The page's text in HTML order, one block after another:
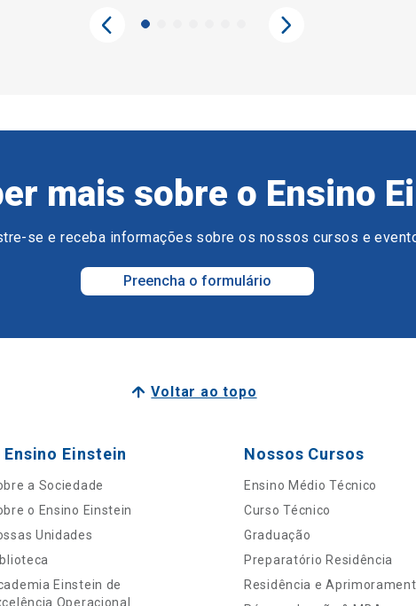
mais sobre o Ensino
se e receba informações sobre os nossos cursos e
Preencha o formulário
Voltar ao topo
Ensino Einstein
a Sociedade
o Ensino Einstein
Unidades
Einstein de
Operacional
Nossos Cursos
Ensino Médio Técnico
Curso Técnico
Graduação
Preparatório Residência
Residência e